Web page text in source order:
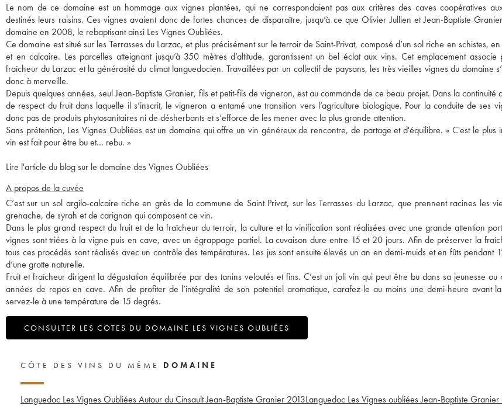
Le nom de ce domaine est un hommage aux vignes plantées, qui ne correspondaient pas aux critères des caves coopératives
destinés leurs raisins. Ces vignes avaient donc de fortes chances de disparaître, jusqu’à ce que Olivier Jullien et Jean-Baptiste
domaine en 2008, le rebaptisant ainsi Les Vignes Oubliées.
Ce domaine est situé sur les Terrasses du Larzac, et plus précisément sur le terroir de Saint-Privat, composé d’un sol riche en schistes,
et en calcaire. Les parcelles atteignant jusqu’à 350 mètres d’altitude, garantissent un bel éclat aux vins. Cet emplacement associe
fraîcheur du Larzac et la générosité du climat languedocien. Travaillées par un collectif de paysans, les très vieilles vignes du domaine
donc à merveille.
Depuis quelques années, seul Jean-Baptiste Granier, fils et petit-fils de vigneron, est au commande de ce beau projet. Dans la continuité
de respect du fruit dans laquelle il s’inscrit, le vigneron a entamé une transition vers l’agriculture biologique. Pour la conduite de ses
donc pas de produits phytosanitaires ni de désherbants et s’efforce de les mener avec la plus grande attention.
Sans prétention, Les Vignes Oubliées est un domaine qui offre un vin généreux de rencontre, de partage et d'équilibre. « C'est le plus
vin est fait pour être bu et… rebu. »
Lire l'article du blog sur le domaine des Vignes Oubliées
A propos de la cuvée
C’est sur un sol argilo-calcaire riche en grès de la commune de Saint Privat, sur les Terrasses du Larzac, que prennent racines les
grenache, de syrah et de carignan qui composent ce vin.
Dans le plus grand respect du fruit et de la fraîcheur du terroir, la culture et la vinification sont réalisées avec une grande attention
vignes sont triées à la vigne puis en cave, avec un égrappage partiel. La cuvaison dure entre 15 et 20 jours. Afin de préserver la
tous ces procédés sont réalisés avec un contrôle des températures. Les jus sont ensuite élevés un an en demi-muids et en fûts pendant
d’une grotte naturelle.
Fruit et fraîcheur dirigent la dégustation équilibrée par des tanins veloutés et fins. C’est un joli vin qui peut être bu dans sa jeunesse ou
années de repos en cave. Afin de profiter de l’intégralité de son potentiel aromatique, carafez-le au moins une demi-heure avant
servez-le à une température de 15 degrés.
CONSULTER LES COTES DU DOMAINE LES VIGNES OUBLIÉES
CÔTE DES VINS DU MÊME DOMAINE
Languedoc Les Vignes Oubliées Autour du Cinsault Jean-Baptiste Granier 2013Languedoc Les Vignes oubliées Jean-Baptiste Granier